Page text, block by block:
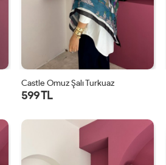
STD
Castle Omuz Şalı Turkuaz
599 TL